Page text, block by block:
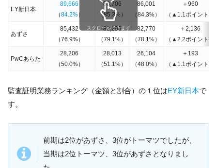
EY新日本
89,666
（84.2%）
88,706
（85.3%）
86,001
（84.3%）
＋960
（▲1.1ポイント）
あずさ
85,432
（76.9%）
83,296
（79.1%）
82,770
（78.1%）
＋2,136
（▲2.2ポイント）
PwCあらた
28,206
（50.0%）
28,013
（51.1%）
26,104
（48.0%）
＋193
（▲1.1ポイント）
スクロールできます
監査証明業務ランキング（金額と割合）の１位はEY新日本で
す。
前期は2位があずさ、3位がトーマツでしたが、
当期は2位トーマツ、3位があずさとなりまし